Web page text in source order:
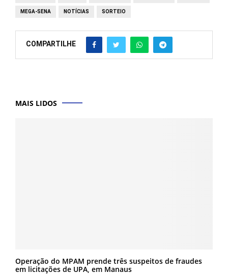
MEGA-SENA NOTÍCIAS SORTEIO
COMPARTILHE
MAIS LIDOS
Operação do MPAM prende três suspeitos de fraudes
em licitações de UPA, em Manaus